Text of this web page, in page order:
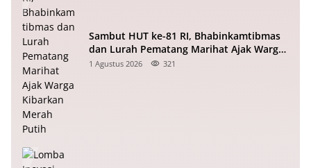
Sambut HUT ke-81 RI, Bhabinkamtibmas
dan Lurah Pematang Marihat Ajak Warga
Kibarkan Merah Putih
1 Agustus 2026 321